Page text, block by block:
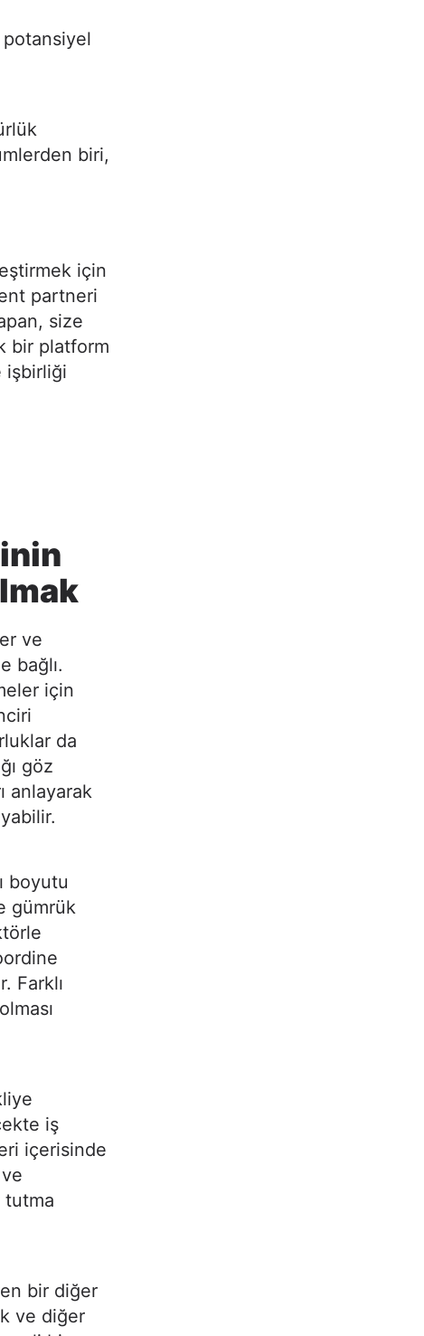
potansiyel
biri,
için
partneri
size
bir platform
işbirliği
ve
bağlı.
için
da
göz
anlayarak
boyutu
gümrük
Farklı
iş
içerisinde
tutma
bir diğer
ve diğer